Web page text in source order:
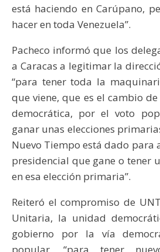
está haciendo en Carúpano,
hacer en toda Venezuela”.
Pacheco informó que los
a Caracas a legitimar la
“para tener toda la
que viene, que es el cambio
democrática, por el voto
ganar unas elecciones
Nuevo Tiempo está dado para
presidencial que gane o tener
en esa elección primaria”.
Reiteró el compromiso de
Unitaria, la unidad
gobierno por la vía
popular, “para tener